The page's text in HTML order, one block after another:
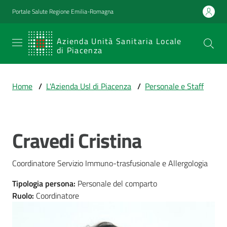
Vai al contenuto
Vai alla navigazione
Vai al footer
Portale Salute Regione Emilia-Romagna
Azienda Unità Sanitaria Locale
di Piacenza
SERVIZIO
SANITARIO
Emilia-
Sanitaria Locale
di Piacenza
Prestazioni
e
Home / L'Azienda Usl di Piacenza / Personale e Staff
Salta al contenuto
Cravedi Cristina
Coordinatore Servizio Immuno-trasfusionale e Allergologia
Tipologia persona: Personale del comparto
Ruolo: Coordinatore